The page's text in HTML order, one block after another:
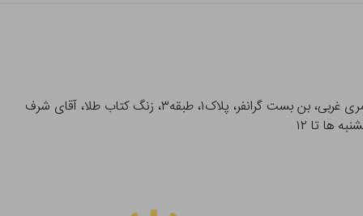
آدرس تحویل حضوری سفارشات: میدان انقلاب، خیابان انقلاب، خیابان ۱۲ فروردین، خیابان شهدای ژاندارمری غربی، بن بست گرانفر، پلاک۱، طبقه۳، زنگ کتاب طلا، آقای شرف